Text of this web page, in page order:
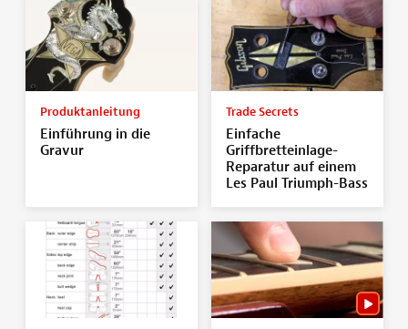
Produktanleitung
Einführung in die
Gravur
Trade Secrets
Einfache
Griffbretteinlage-
Reparatur auf einem
Les Paul Triumph-Bass